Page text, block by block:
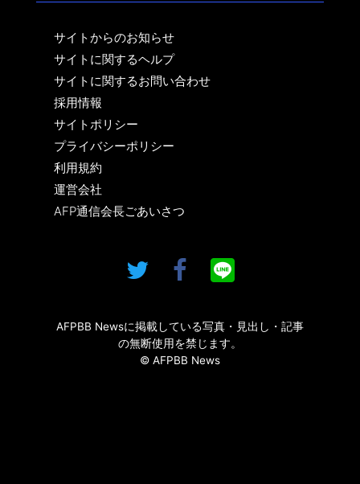
サイトからのお知らせ
サイトに関するヘルプ
サイトに関するお問い合わせ
採用情報
サイトポリシー
プライバシーポリシー
利用規約
運営会社
AFP通信会長ごあいさつ
AFPBB Newsに掲載している写真・見出し・記事
の無断使用を禁じます。
© AFPBB News